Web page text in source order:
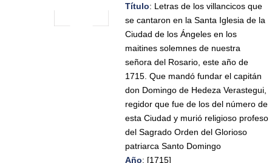
Título: Letras de los villancicos que
se cantaron en la Santa Iglesia de la
Ciudad de los Ángeles en los
maitines solemnes de nuestra
señora del Rosario, este año de
1715. Que mandó fundar el capitán
don Domingo de Hedeza Verastegui,
regidor que fue de los del número de
esta Ciudad y murió religioso profeso
del Sagrado Orden del Glorioso
patriarca Santo Domingo
Año: [1715]